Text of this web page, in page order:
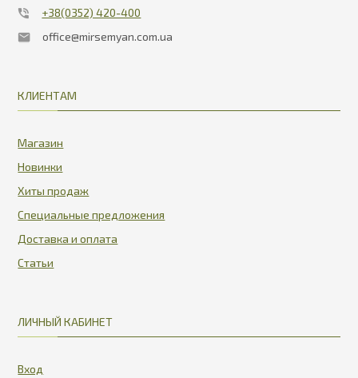
+38(0352) 420-400
office@mirsemyan.com.ua
КЛИЕНТАМ
Магазин
Новинки
Хиты продаж
Специальные предложения
Доставка и оплата
Статьи
ЛИЧНЫЙ КАБИНЕТ
Вход